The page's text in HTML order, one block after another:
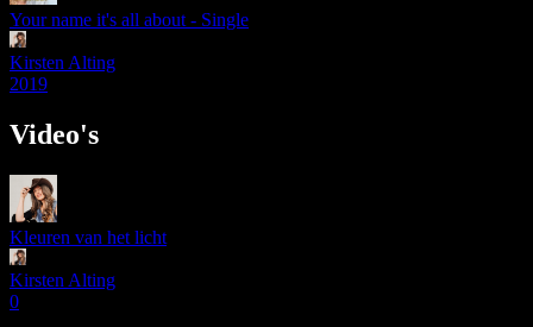
Your name it's all about - Single
Kirsten Alting
2019
Video's
Kleuren van het licht
Kirsten Alting
0